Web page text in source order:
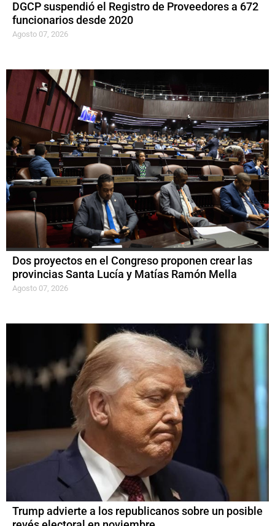
DGCP suspendió el Registro de Proveedores a 672
funcionarios desde 2020
Agosto 07, 2026
Dos proyectos en el Congreso proponen crear las
provincias Santa Lucía y Matías Ramón Mella
Agosto 07, 2026
Trump advierte a los republicanos sobre un posible